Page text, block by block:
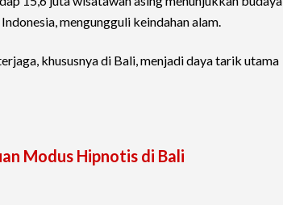
mengungguli keindahan alam.
khususnya di Bali, menjadi daya tarik utama
Modus Hipnotis di Bali